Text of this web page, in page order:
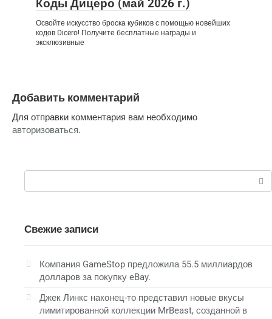
Коды Дицеро (май 2026 г.)
Освойте искусство броска кубиков с помощью новейших
кодов Dicero! Получите бесплатные награды и
эксклюзивные
Добавить комментарий
Для отправки комментария вам необходимо
авторизоваться.
Свежие записи
Компания GameStop предложила 55.5 миллиардов
долларов за покупку eBay.
Джек Линкс наконец-то представил новые вкусы
лимитированной коллекции MrBeast, созданной в